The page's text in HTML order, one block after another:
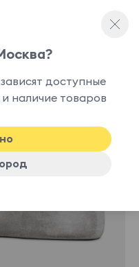
доступные
наличие товаров